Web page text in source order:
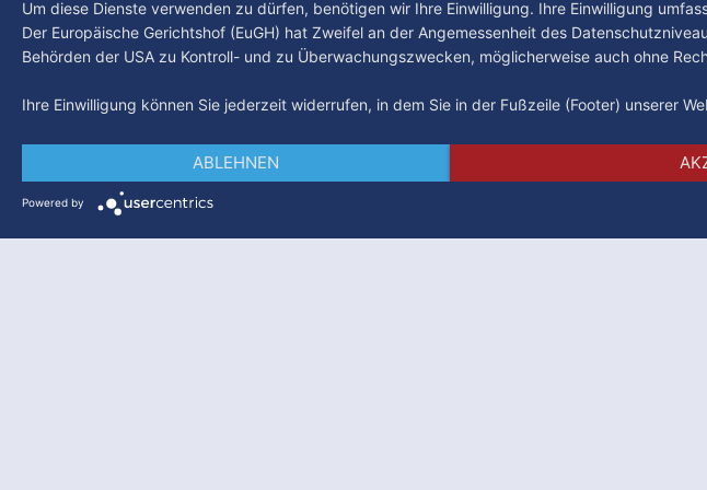
Um diese Dienste verwenden zu dürfen, benötigen wir Ihre Einwilligung. Ihre Einwilligung
Der Europäische Gerichtshof (EuGH) hat Zweifel an der Angemessenheit des
Behörden der USA zu Kontroll- und zu Überwachungszwecken, möglicherweise auch ohne
Ihre Einwilligung können Sie jederzeit widerrufen, in dem Sie in der Fußzeile (Footer) unserer
ABLEHNEN
Powered by